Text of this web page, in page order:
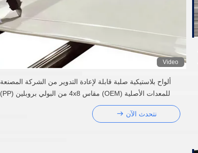
Video
ألواح بلاستيكية صلبة قابلة لإعادة التدوير من الشركة المصنعة
للمعدات الأصلية (OEM) مقاس 4x8 من البولي بروبلين (PP)
نتحدث الآن